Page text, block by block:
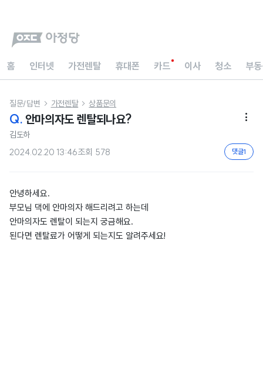
홈 인터넷 가전렌탈 휴대폰 카드 이사 청소 부
질문/답변  가전렌탈  상품문의
Q. 안마의자도 렌탈되나요? 
김도하
2024.02.20 13:46조회 578 댓글1
안녕하세요.
부모님 댁에 안마의자 해드리려고 하는데
안마의자도 렌탈이 되는지 궁금해요.
된다면 렌탈료가 어떻게 되는지도 알려주세요!